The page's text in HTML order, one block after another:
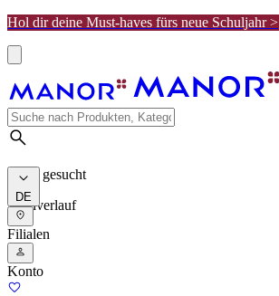
Hol dir deine Must-haves fürs neue Schuljahr >
Meist gesucht
Suchverlauf
DE
Filialen
Konto